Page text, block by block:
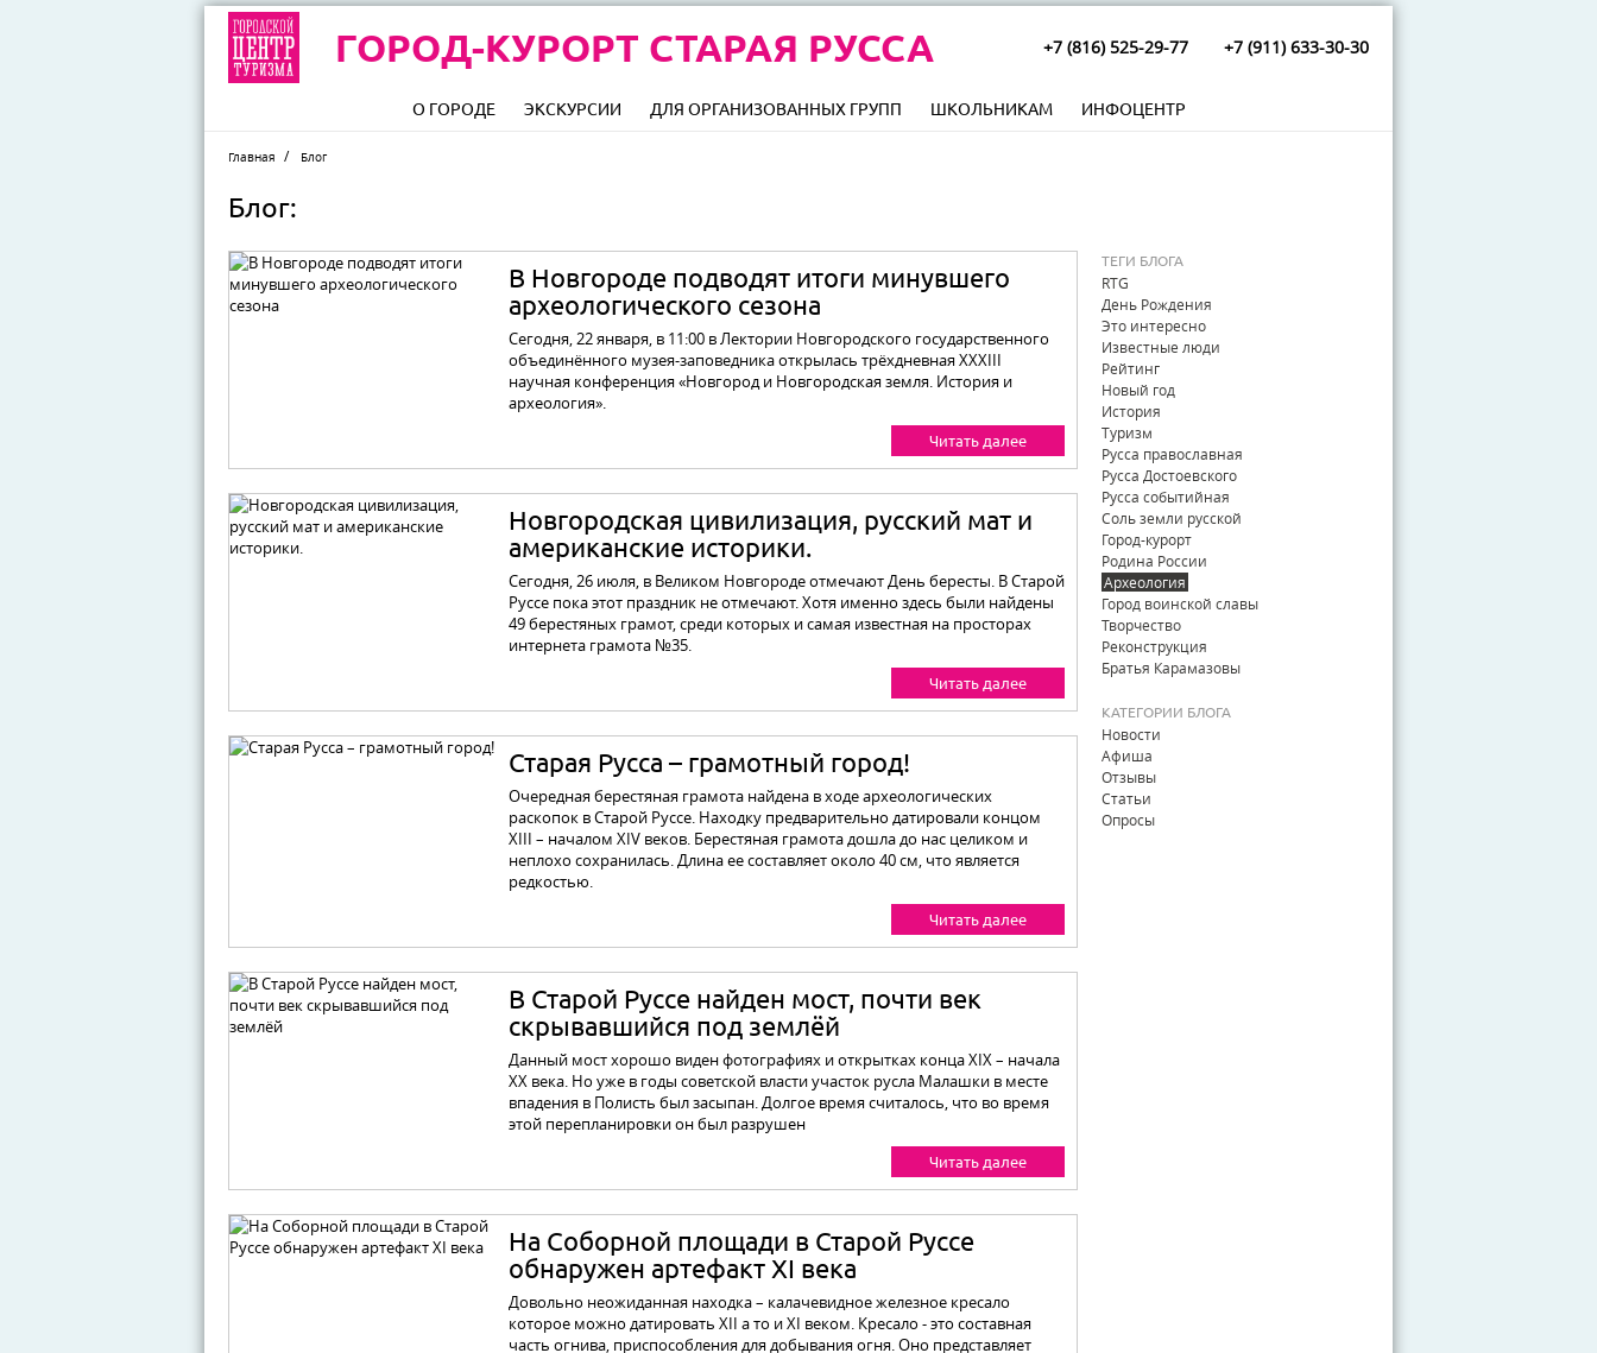
ГОРОД-КУРОРТ СТАРАЯ РУССА +7 (816) 525-29-77 +7 (911) 633-30-30
О ГОРОДЕ ЭКСКУРСИИ ДЛЯ ОРГАНИЗОВАННЫХ ГРУПП ШКОЛЬНИКАМ ИНФОЦЕНТР
Главная Блог
Блог:
В Новгороде подводят итоги минувшего
археологического сезона
Сегодня, 22 января, в 11:00 в Лектории Новгородского государственного
объединённого музея-заповедника открылась трёхдневная XXXIII
научная конференция «Новгород и Новгородская земля. История и
археология».
Читать далее
Новгородская цивилизация, русский мат и
американские историки.
Сегодня, 26 июля, в Великом Новгороде отмечают День бересты. В Старой
Руссе пока этот праздник не отмечают. Хотя именно здесь были найдены
49 берестяных грамот, среди которых и самая известная на просторах
интернета грамота №35.
Читать далее
Старая Русса – грамотный город!
Очередная берестяная грамота найдена в ходе археологических
раскопок в Старой Руссе. Находку предварительно датировали концом
XIII – началом XIV веков. Берестяная грамота дошла до нас целиком и
неплохо сохранилась. Длина ее составляет около 40 см, что является
редкостью.
Читать далее
В Старой Руссе найден мост, почти век
скрывавшийся под землёй
Данный мост хорошо виден фотографиях и открытках конца XIX – начала
XX века. Но уже в годы советской власти участок русла Малашки в месте
впадения в Полисть был засыпан. Долгое время считалось, что во время
этой перепланировки он был разрушен
Читать далее
На Соборной площади в Старой Руссе
обнаружен артефакт XI века
Довольно неожиданная находка – калачевидное железное кресало
которое можно датировать XII а то и XI веком. Кресало - это составная
часть огнива, приспособления для добывания огня. Оно представляет
ТЕГИ БЛОГА
RTG
День Рождения
Это интересно
Известные люди
Рейтинг
Новый год
История
Туризм
Русса православная
Русса Достоевского
Русса событийная
Соль земли русской
Город-курорт
Родина России
Археология
Город воинской славы
Творчество
Реконструкция
Братья Карамазовы
КАТЕГОРИИ БЛОГА
Новости
Афиша
Отзывы
Статьи
Опросы